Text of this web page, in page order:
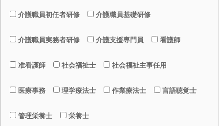
介護職員初任者研修 介護職員基礎研修
介護職員実務者研修 介護支援専門員 看護師
准看護師 社会福祉士 社会福祉主事任用
医療事務 理学療法士 作業療法士 言語聴覚士
管理栄養士 栄養士